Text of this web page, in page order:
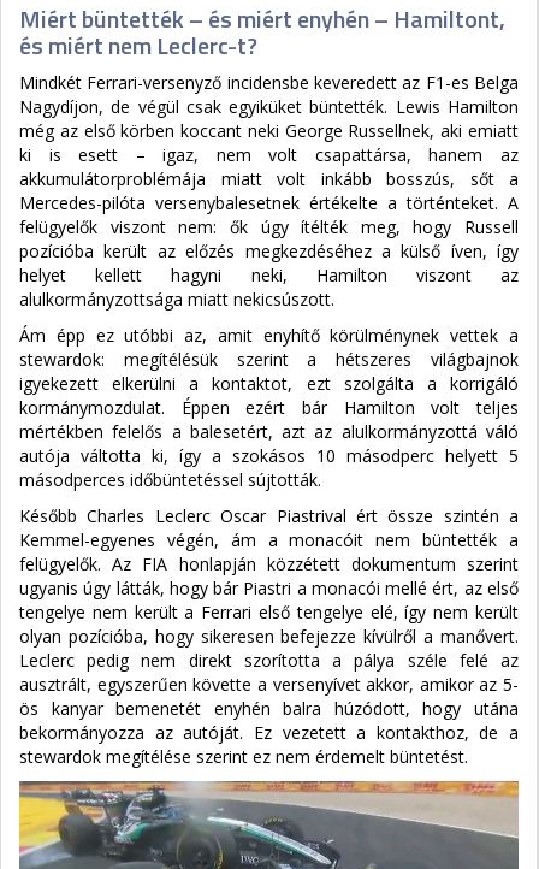
Miért büntették – és miért enyhén – Hamiltont,
és miért nem Leclerc-t?
Mindkét Ferrari-versenyző incidensbe keveredett az F1-es Belga
Nagydíjon, de végül csak egyiküket büntették. Lewis Hamilton
még az első körben koccant neki George Russellnek, aki emiatt
ki is esett – igaz, nem volt csapattársa, hanem az
akkumulátorproblémája miatt volt inkább bosszús, sőt a
Mercedes-pilóta versenybalesetnek értékelte a történteket. A
felügyelők viszont nem: ők úgy ítélték meg, hogy Russell
pozícióba került az előzés megkezdéséhez a külső íven, így
helyet kellett hagyni neki, Hamilton viszont az
alulkormányzottsága miatt nekicsúszott.
Ám épp ez utóbbi az, amit enyhítő körülménynek vettek a
stewardok: megítélésük szerint a hétszeres világbajnok
igyekezett elkerülni a kontaktot, ezt szolgálta a korrigáló
kormánymozdulat. Éppen ezért bár Hamilton volt teljes
mértékben felelős a balesetért, azt az alulkormányzottá váló
autója váltotta ki, így a szokásos 10 másodperc helyett 5
másodperces időbüntetéssel sújtották.
Később Charles Leclerc Oscar Piastrival ért össze szintén a
Kemmel-egyenes végén, ám a monacóit nem büntették a
felügyelők. Az FIA honlapján közzétett dokumentum szerint
ugyanis úgy látták, hogy bár Piastri a monacói mellé ért, az első
tengelye nem került a Ferrari első tengelye elé, így nem került
olyan pozícióba, hogy sikeresen befejezze kívülről a manővert.
Leclerc pedig nem direkt szorította a pálya széle felé az
ausztrált, egyszerűen követte a versenyívet akkor, amikor az 5-
ös kanyar bemenetét enyhén balra húzódott, hogy utána
bekormányozza az autóját. Ez vezetett a kontakthoz, de a
stewardok megítélése szerint ez nem érdemelt büntetést.